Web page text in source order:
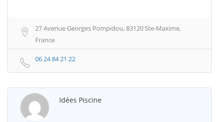
27 Avenue Georges Pompidou, 83120 Ste-Maxime,
France
06 24 84 21 22
Idées Piscine